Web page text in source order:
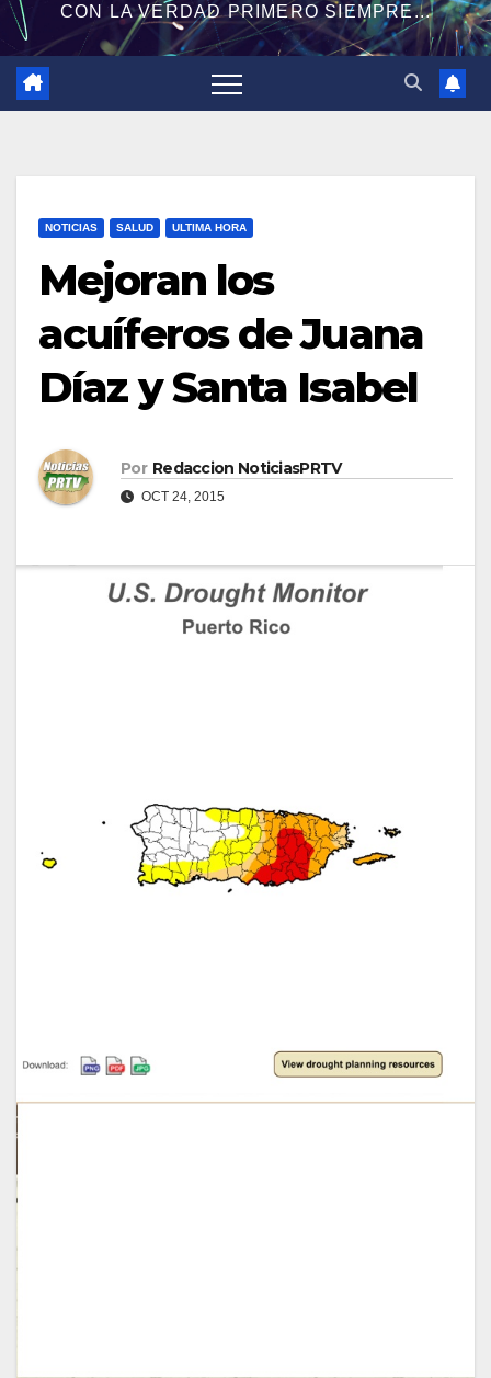
CON LA VERDAD PRIMERO SIEMPRE...
NOTICIAS SALUD ULTIMA HORA
Mejoran los
acuíferos de Juana
Díaz y Santa Isabel
Por Redaccion NoticiasPRTV
OCT 24, 2015